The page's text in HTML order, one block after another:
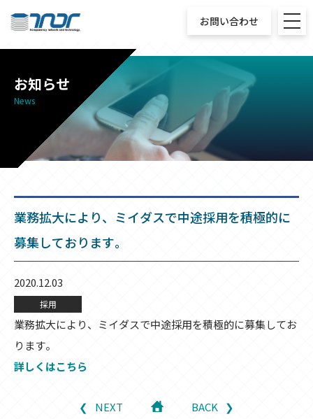
お問い合わせ
お知らせ
News
業務拡大により、ミイダスで中途採用を積極的に
募集しております。
2020.12.03
採用
業務拡大により、ミイダスで中途採用を積極的に募集してお
ります。
詳しくはこちら
NEXT BACK